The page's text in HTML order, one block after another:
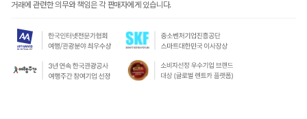
거래에 관련한 의무와 책임은 각 판매자에게 있습니다.